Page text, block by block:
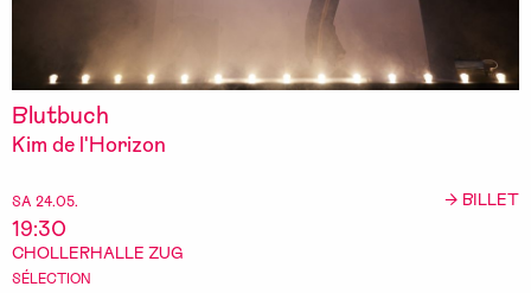
SA 24.05.
19:30
CHOLLERHALLE ZUG
SÉLECTION
Blutbuch
Kim de l'Horizon
→ BILLET